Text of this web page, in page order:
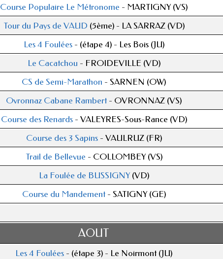
Course Populaire Le Métronome - MARTIGNY (VS)
Tour du Pays de VAUD (5ème) - LA SARRAZ (VD)
Les 4 Foulées - (étape 4) - Les Bois (JU)
Le Cacatchou - FROIDEVILLE (VD)
CS de Semi-Marathon - SARNEN (OW)
Ovronnaz Cabane Rambert - OVRONNAZ (VS)
Course des Renards- VALEYRES-Sous-Rance (VD)
Course des 3 Sapins- VAULRUZ (FR)
Trail de Bellevue - COLLOMBEY (VS)
La Foulée de BUSSIGNY(VD)
Course du Mandement- SATIGNY (GE)
AOUT
Les 4 Foulées - (étape 3) - Le Noirmont (JU)